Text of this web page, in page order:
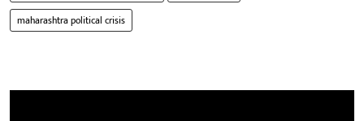
maharashtra political crisis